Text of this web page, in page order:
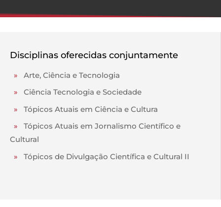
Disciplinas oferecidas conjuntamente
» Arte, Ciência e Tecnologia
» Ciência Tecnologia e Sociedade
» Tópicos Atuais em Ciência e Cultura
» Tópicos Atuais em Jornalismo Científico e
Cultural
» Tópicos de Divulgação Científica e Cultural II